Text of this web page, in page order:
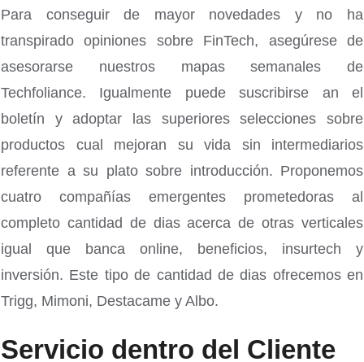
Para conseguir de mayor novedades y no ha
transpirado opiniones sobre FinTech, asegúrese de
asesorarse nuestros mapas semanales de
Techfoliance. Igualmente puede suscribirse an el
boletín y adoptar las superiores selecciones sobre
productos cual mejoran su vida sin intermediarios
referente a su plato sobre introducción. Proponemos
cuatro compañías emergentes prometedoras al
completo cantidad de dias acerca de otras verticales
igual que banca online, beneficios, insurtech y
inversión. Este tipo de cantidad de dias ofrecemos en
Trigg, Mimoni, Destacame y Albo.
Servicio dentro del Cliente